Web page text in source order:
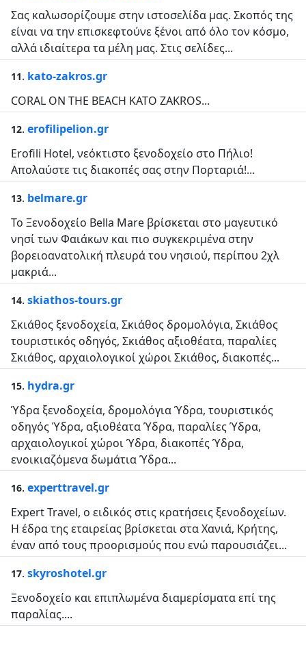
Σας καλωσορίζουμε στην ιστοσελίδα μας. Σκοπός της
είναι να την επισκεφτούνε ξένοι από όλο τον κόσμο,
αλλά ιδιαίτερα τα μέλη μας. Στις σελίδες...
11. kato-zakros.gr
CORAL ON THE BEACH KATO ZAKROS...
12. erofilipelion.gr
Erofili Hotel, νεόκτιστο ξενοδοχείο στο Πήλιο!
Απολαύστε τις διακοπές σας στην Πορταριά!...
13. belmare.gr
Το Ξενοδοχείο Bella Mare βρίσκεται στο μαγευτικό
νησί των Φαιάκων και πιο συγκεκριμένα στην
βορειοανατολική πλευρά του νησιού, περίπου 2χλ
μακριά...
14. skiathos-tours.gr
Σκιάθος ξενοδοχεία, Σκιάθος δρομολόγια, Σκιάθος
τουριστικός οδηγός, Σκιάθος αξιοθέατα, παραλίες
Σκιάθος, αρχαιολογικοί χώροι Σκιάθος, διακοπές...
15. hydra.gr
Ύδρα ξενοδοχεία, δρομολόγια Ύδρα, τουριστικός
οδηγός Ύδρα, αξιοθέατα Ύδρα, παραλίες Ύδρα,
αρχαιολογικοί χώροι Ύδρα, διακοπές Ύδρα,
ενοικιαζόμενα δωμάτια Ύδρα...
16. experttravel.gr
Expert Travel, ο ειδικός στις κρατήσεις ξενοδοχείων.
Η έδρα της εταιρείας βρίσκεται στα Χανιά, Κρήτης,
έναν από τους προορισμούς που ενώ παρουσιάζει...
17. skyroshotel.gr
Ξενοδοχείο και επιπλωμένα διαμερίσματα επί της
παραλίας....